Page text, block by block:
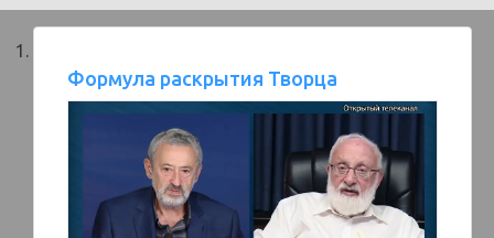
Формула раскрытия Творца